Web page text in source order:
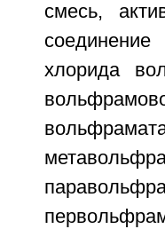
смесь,
хлорида